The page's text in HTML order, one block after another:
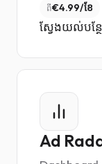
ពី€4.99/ខែ
ស្វែងយល់បន្ថ
Ad